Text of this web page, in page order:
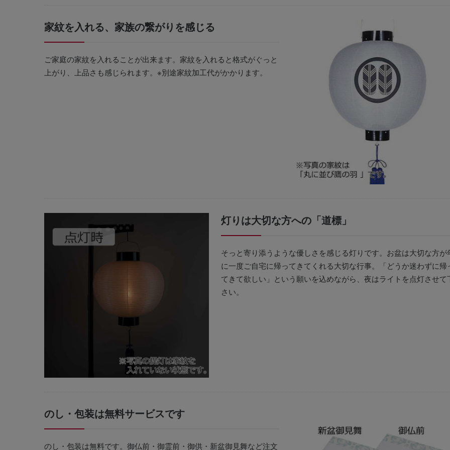
家紋を入れる、家族の繋がりを感じる
ご家庭の家紋を入れることが出来ます。家紋を入れると格式がぐっと
上がり、上品さも感じられます。※別途家紋加工代がかかります。
灯りは大切な方への「道標」
そっと寄り添うような優しさを感じる灯りです。お盆は大切な方が
に一度ご自宅に帰ってきてくれる大切な行事。「どうか迷わずに帰
てきて欲しい」という願いを込めながら、夜はライトを点灯させて
さい。
のし・包装は無料サービスです
のし・包装は無料です。御仏前・御霊前・御供・新盆御見舞など注文